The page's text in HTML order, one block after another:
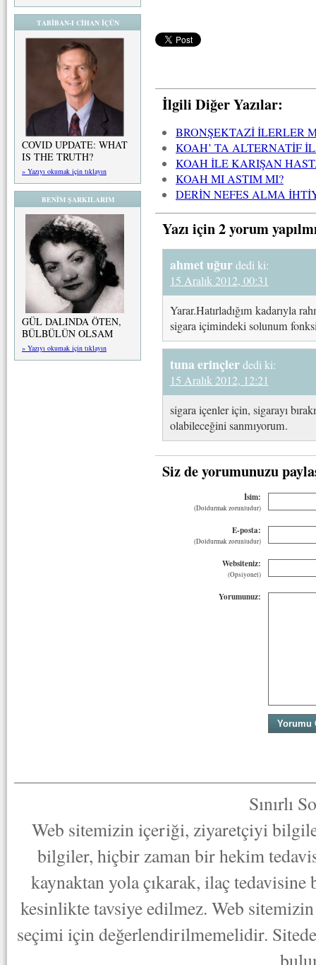
TABİBAN-I CİHAN İÇÜN
COVID UPDATE: WHAT
IS THE TRUTH?
» Yazıyı okumak için tıklayın
BENİM ŞARKILARIM
GÜL DALINDA ÖTEN,
BÜLBÜLÜN OLSAM
» Yazıyı okumak için tıklayın
İlgili Diğer Yazılar:
BRONŞEKTAZİ İLERLER
KOAH’ TA ALTERNATİF
KOAH İLE KARIŞAN
KOAH MI ASTIM MI?
DERİN NEFES ALMA
Yazı için 2 yorum
ahmet uğurdedi ki:
15 Aralık 2012, 00:31
Yarar.Hatırladığım kadarıyla
sigara içimindeki solunum
tuna erinçlerdedi ki:
15 Aralık 2012, 12:21
sigara içenler için, sigarayı
olabileceğini sanmıyorum.
Siz de yorumunuzu
İsim:
(Doldurmak zorunludur)
E-posta:
(Doldurmak zorunludur)
Websiteniz:
(Opsiyonel)
Yorumunuz:
Sınırlı
Web sitemizin içeriği, ziyaretçiyi
bilgiler, hiçbir zaman bir hekim
kaynaktan yola çıkarak, ilaç
kesinlikte tavsiye edilmez. Web
seçimi için değerlendirilmemelidir.